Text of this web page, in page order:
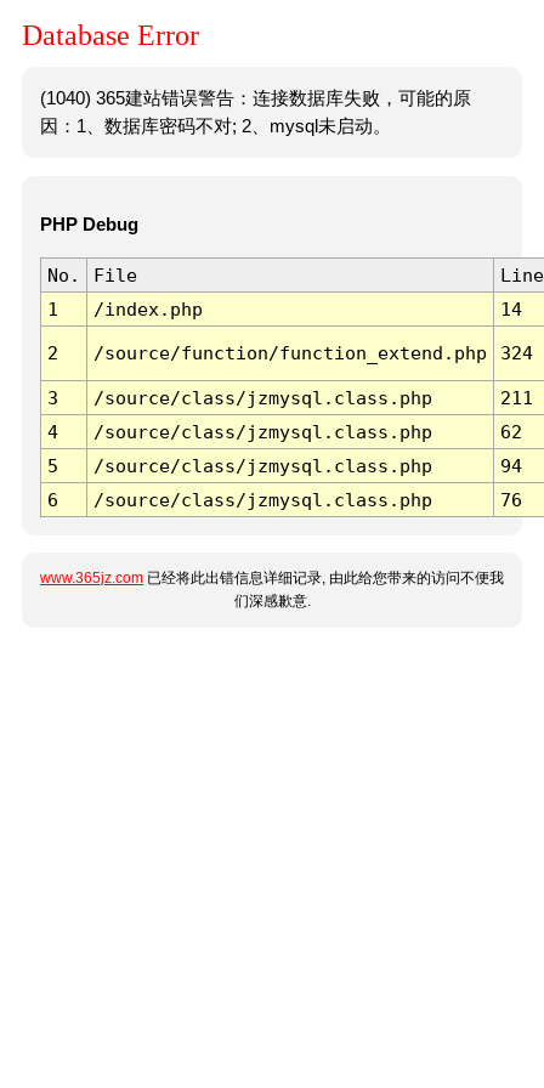
Database Error
(1040) 365建站错误警告：连接数据库失败，可能的原
因：1、数据库密码不对; 2、mysql未启动。
PHP Debug
No. File
Line
1
/index.php 14
2 /source/function/function_extend.php 324
3 /source/class/jzmysql.class.php
211
4
/source/class/jzmysql.class.php
62
5
/source/class/jzmysql.class.php
94
6
/source/class/jzmysql.class.php 76
www.365jz.com 已经将此出错信息详细记录, 由此给您带来的访问不便我
们深感歉意.